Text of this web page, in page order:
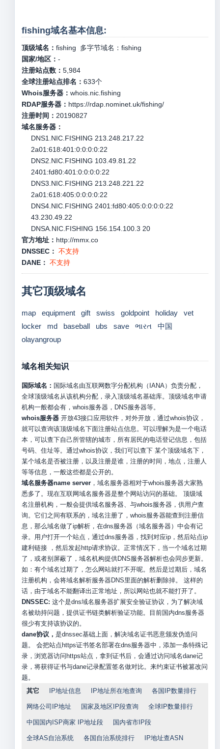
fishing域名基本信息:
顶级域名： fishing 多字节域名： fishing
国家/地区： -
注册站点数： 5,984
全球注册站点排名： 633个
Whois服务器： whois.nic.fishing
RDAP服务器： https://rdap.nominet.uk/fishing/
注册时间： 20190827
域名服务器：
DNS1.NIC.FISHING 213.248.217.22
2a01:618:401:0:0:0:0:22
DNS2.NIC.FISHING 103.49.81.22
2401:fd80:401:0:0:0:0:22
DNS3.NIC.FISHING 213.248.221.22
2a01:618:405:0:0:0:0:22
DNS4.NIC.FISHING 2401:fd80:405:0:0:0:0:22
43.230.49.22
DNSA.NIC.FISHING 156.154.100.3 20
官方地址： http://mmx.co
DNSSEC： 不支持
DANE： 不支持
其它顶级域名
map equipment gift swiss goldpoint holiday
vet
locker
md baseball ubs save ભારત
中国
olayangroup
域名相关知识
国际域名： 国际域名由互联网数字分配机构（IANA）负责分配，
全球顶级域名从该机构分配，录入顶级域名基础库。顶级域名申请
机构一般都会有，whois服务器，DNS服务器等。
whois服务器开放43接口应用软件，对外开放，通过whois协议，
就可以查询该顶级域名下面注册站点信息。可以理解为是一个电话
本，可以查下自己所管辖的城市，所有居民的电话登记信息，包括
号码、住址等。通过whois协议，我们可以查下 某个顶级域名下，
某个域名是否被注册，以及注册是谁，注册的时间，地点，注册人
等等信息，一般这些都是公开的。
域名服务器name server，域名服务器相对于whois服务器大家熟
悉多了。现在互联网域名服务器是整个网站访问的基础。 顶级域
名注册机构，一般会提供域名服务器、与whois服务器，供用户查
询。它们之间有联系的，域名注册了，whois服务器能查到注册信
息，那么域名做了ip解析，在dns服务器（域名服务器）中会有记
录。用户打开一个站点，通过dns服务器，找到对应ip，然后站点ip
建利链接 ，然后发起http请求协议。正常情况下，当一个域名过期
了，或者别屏蔽了，域名机构提供DNS服务器解析也会同步更新。
如：有个域名过期了，怎么网站就打不开呢。然后是过期后，域名
注册机构，会将域名解析服务器DNS里面的解析删除掉。 这样的
话，由于域名不能翻译出正常地址，所以网站也就不能打开了。
DNSSEC: 这个是dns域名服务器扩展安全验证协议，为了解决域
名被劫持问题，提供证书链类解析验证功能。目前国内dns服务器
很少有支持该协议的。
dane协议， 是dnssec基础上面，解决域名证书恶意颁发伪造问
题。 会把站点https证书签名部署在dns服务器中，添加一条特殊记
录，浏览器访问https站点，拿到证书后，会通过访问域名dane记
录，将获得证书与dane记录配置签名做对比。来约束证书被篡改问
题。
其它
IP地址信息 IP地址所在地查询 各国IP数量排行
网络公司IP地址 国家及地区IP段查询 全球IP数量排行
中国国内ISP商家 IP地址段 国内省市IP段
全球AS自治系统 各国自治系统排行 IP地址查ASN